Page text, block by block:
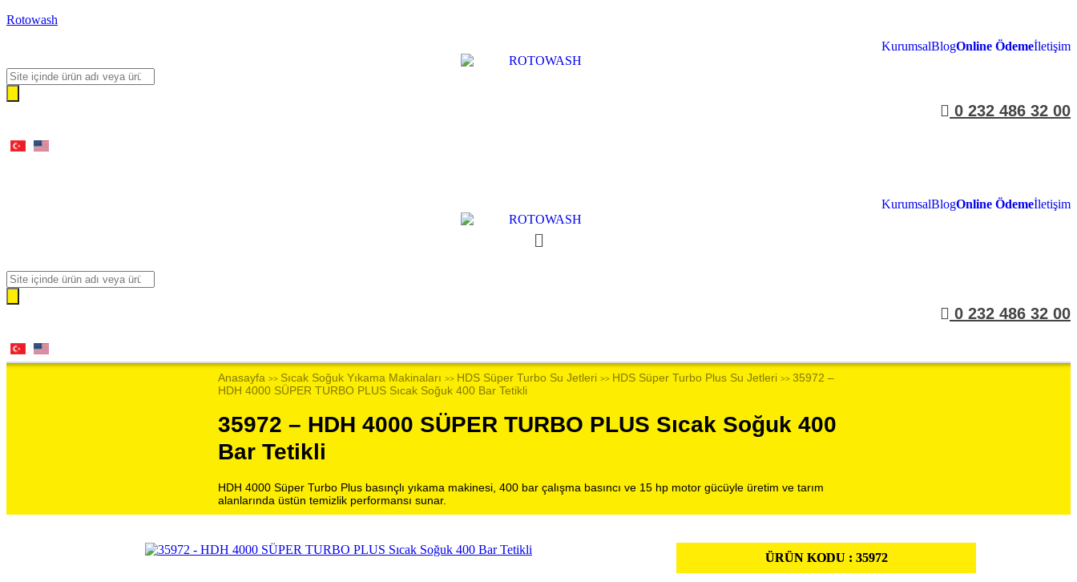
Rotowash
KurumsalBlogOnline Ödemeİletişim
Products
search
0 232 486 32 00
KurumsalBlogOnline Ödemeİletişim
Products
search
0 232 486 32 00
Anasayfa >> Sıcak Soğuk Yıkama Makinaları >> HDS Süper Turbo Su Jetleri >> HDS Süper Turbo Plus Su Jetleri >> 35972 –
HDH 4000 SÜPER TURBO PLUS Sıcak Soğuk 400 Bar Tetikli
35972 – HDH 4000 SÜPER TURBO PLUS Sıcak Soğuk 400
Bar Tetikli
HDH 4000 Süper Turbo Plus basınçlı yıkama makinesi, 400 bar çalışma basıncı ve 15 hp motor gücüyle üretim ve tarım
alanlarında üstün temizlik performansı sunar.
ÜRÜN KODU : 35972